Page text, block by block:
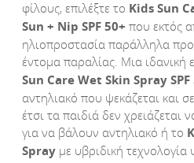
φίλους, επιλέξτε το KidsSun
Sun + Nip SPF50+ που εκτός
ηλιοπροστασία παράλληλα
έντομα παραλίας. Μια ιδανική
Sun CareWet Skin SpraySPF
αντηλιακό που ψεκάζεται και
έτσι τα παιδιά δεν χρειάζεται
για να βάλουν αντηλιακό ή το
Spray με υβριδική τεχνολογία